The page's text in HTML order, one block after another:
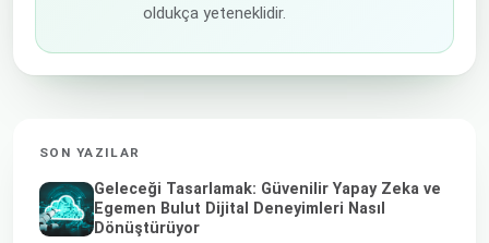
oldukça yeteneklidir.
SON YAZILAR
Geleceği Tasarlamak: Güvenilir Yapay Zeka ve
Egemen Bulut Dijital Deneyimleri Nasıl
Dönüştürüyor